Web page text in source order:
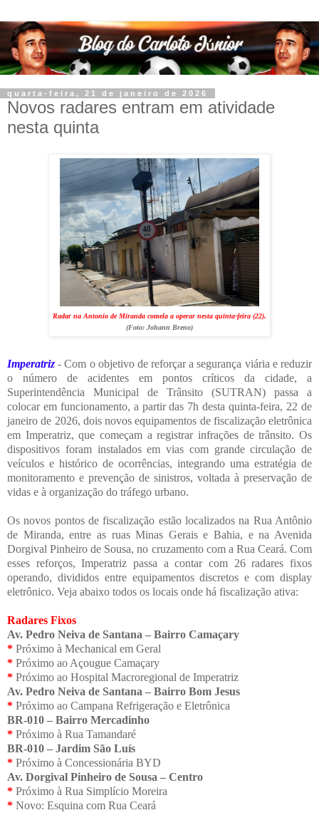
quarta-feira, 21 de janeiro de 2026
Novos radares entram em atividade
nesta quinta
Radar na Antonio de Miranda comela a operar nesta quinta-feira (22).
(Foto: Johann Breno)
Imperatriz- Com o objetivo de reforçar a segurança viária e reduzir
o número de acidentes em pontos críticos da cidade, a
Superintendência Municipal de Trânsito (SUTRAN) passa a
colocar em funcionamento, a partir das 7h desta quinta-feira, 22 de
janeiro de 2026, dois novos equipamentos de fiscalização eletrônica
em Imperatriz, que começam a registrar infrações de trânsito. Os
dispositivos foram instalados em vias com grande circulação de
veículos e histórico de ocorrências, integrando uma estratégia de
monitoramento e prevenção de sinistros, voltada à preservação de
vidas e à organização do tráfego urbano.
Os novos pontos de fiscalização estão localizados na Rua Antônio
de Miranda, entre as ruas Minas Gerais e Bahia, e na Avenida
Dorgival Pinheiro de Sousa, no cruzamento com a Rua Ceará. Com
esses reforços, Imperatriz passa a contar com 26 radares fixos
operando, divididos entre equipamentos discretos e com display
eletrônico. Veja abaixo todos os locais onde há fiscalização ativa:
Radares Fixos
Av. Pedro Neiva de Santana – Bairro Camaçary
* Próximo à Mechanical em Geral
* Próximo ao Açougue Camaçary
* Próximo ao Hospital Macroregional de Imperatriz
Av. Pedro Neiva de Santana – Bairro Bom Jesus
* Próximo ao Campana Refrigeração e Eletrônica
BR-010 – Bairro Mercadinho
* Próximo à Rua Tamandaré
BR-010 – Jardim São Luís
* Próximo à Concessionária BYD
Av. Dorgival Pinheiro de Sousa – Centro
* Próximo à Rua Simplício Moreira
* Novo: Esquina com Rua Ceará